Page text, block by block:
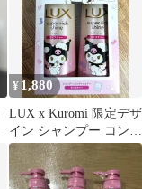
¥ 1,880
LUX x Kuromi 限定デザ
イン シャンプー コンデ
ィショナー